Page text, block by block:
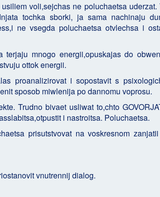
voli,sejchas ne poluchaetsa uderzat.
tochka sborki, ja sama nachinaju
ne vsegda poluchaetsa otvlechsa i
terjaju mnogo energii,opuskajas do
ottok energii.
proanalizirovat i sopostavit s
sposob miwlenija po dannomu voprosu.
Trudno bivaet usliwat to,chto
i nastroitsa. Poluchaetsa.
prisutstvovat na voskresnom
vnutrennij dialog.